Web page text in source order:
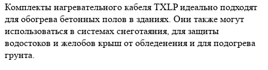
Комплекты нагревательного кабеля TXLP идеально подходят
для обогрева бетонных полов в зданиях. Они также могут
использоваться в системах снеготаяния, для защиты
водостоков и желобов крыш от обледенения и для подогрева
грунта.